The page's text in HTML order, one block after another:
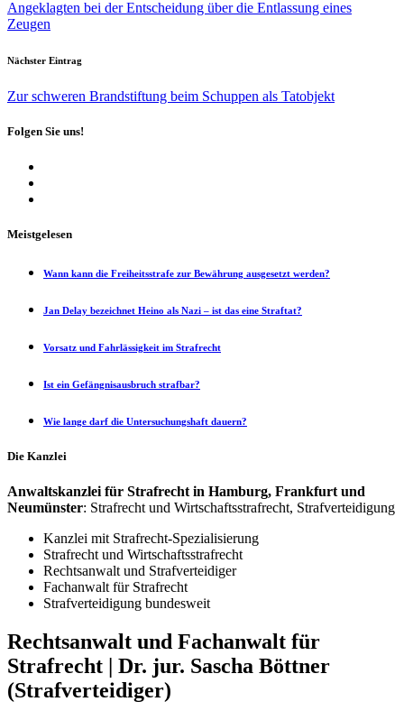
Angeklagten bei der Entscheidung über die Entlassung eines
Zeugen
Nächster Eintrag
Zur schweren Brandstiftung beim Schuppen als Tatobjekt
Folgen Sie uns!
Meistgelesen
Wann kann die Freiheitsstrafe zur Bewährung ausgesetzt werden?
Jan Delay bezeichnet Heino als Nazi – ist das eine Straftat?
Vorsatz und Fahrlässigkeit im Strafrecht
Ist ein Gefängnisausbruch strafbar?
Wie lange darf die Untersuchungshaft dauern?
Die Kanzlei
Anwaltskanzlei für Strafrecht in Hamburg, Frankfurt und
Neumünster: Strafrecht und Wirtschaftsstrafrecht, Strafverteidigung
Kanzlei mit Strafrecht-Spezialisierung
Strafrecht und Wirtschaftsstrafrecht
Rechtsanwalt und Strafverteidiger
Fachanwalt für Strafrecht
Strafverteidigung bundesweit
Rechtsanwalt und Fachanwalt für
Strafrecht | Dr. jur. Sascha Böttner
(Strafverteidiger)